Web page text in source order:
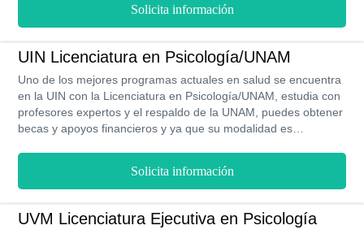
que dura la carrera, y al ser una modalidad presencial sus
clases son prácticas y este programa cuenta con validez oficial
Solicita información
UIN Licenciatura en Psicología/UNAM
Uno de los mejores programas actuales en salud se encuentra
en la UIN con la Licenciatura en Psicología/UNAM, estudia con
profesores expertos y el respaldo de la UNAM, puedes obtener
becas y apoyos financieros y ya que su modalidad es
te aportaran experiencia para tu campo laboral.
Solicita información
UVM Licenciatura Ejecutiva en Psicología